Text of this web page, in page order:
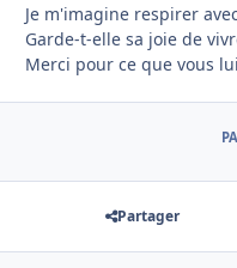
Je m'imagine respirer
Garde-t-elle sa joie de
Merci pour ce que vous
Partager